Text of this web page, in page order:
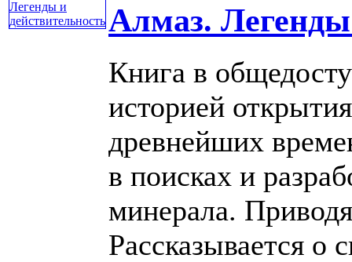
Алмаз. Легенды
Книга в
историей
древнейших
в поисках и
минерала.
Рассказывается о